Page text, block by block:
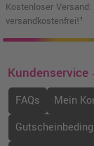
Kostenloser
versandkostenfrei!¹
Kundenservice
FAQs Mein